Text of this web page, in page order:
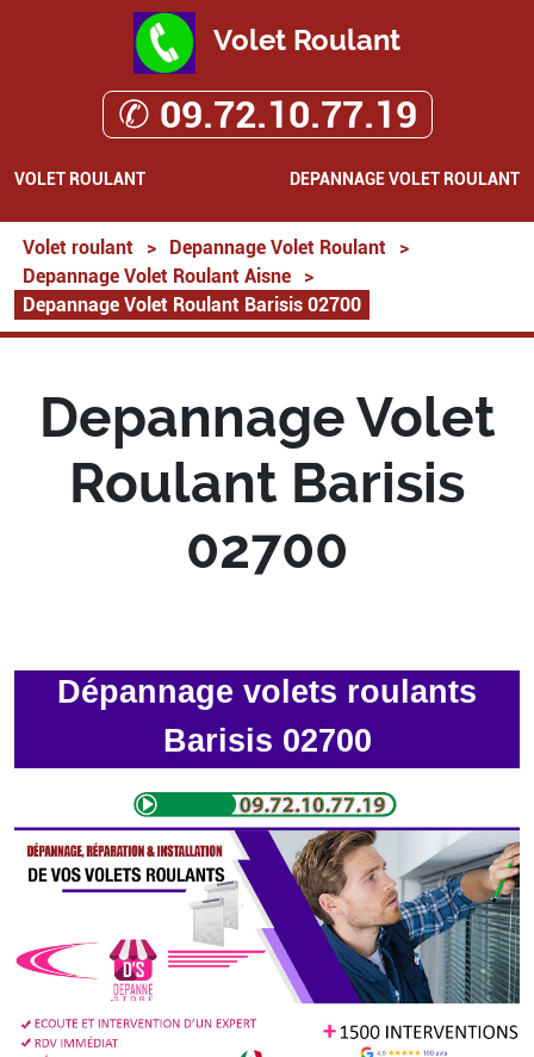
Volet Roulant
✆ 09.72.10.77.19
VOLET ROULANT DEPANNAGE VOLET ROULANT
Volet roulant > Depannage Volet Roulant
>
Depannage Volet Roulant Aisne
>
Depannage Volet Roulant Barisis 02700
Depannage Volet
Roulant Barisis
02700
Dépannage volets roulants
Barisis 02700